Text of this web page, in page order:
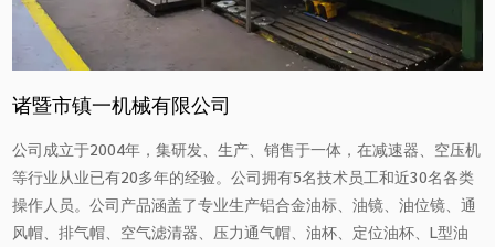
诸暨市镇一机械有限公司
公司成立于2004年，集研发、生产、销售于一体，在减速器、空压机
等行业从业已有20多年的经验。公司拥有5名技术员工和近30名各类
操作人员。公司产品涵盖了专业生产铝合金油标、油镜、油位镜、通
风帽、排气帽、空气滤清器、压力通气帽、油杯、定位油杯、L型油